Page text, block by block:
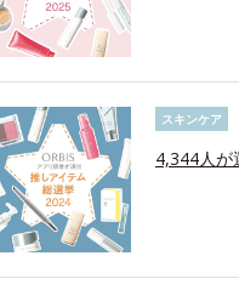
スキンケア
4,344人が